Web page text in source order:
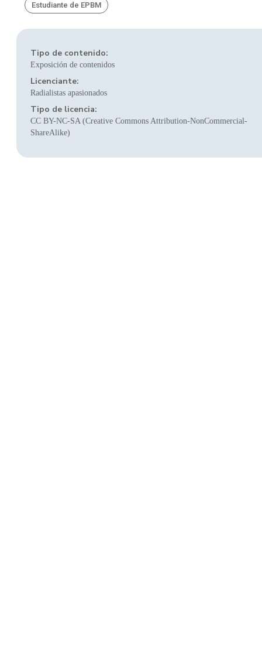
Estudiante de EPBM
Tipo de contenido:
Exposición de contenidos
Licenciante:
Radialistas apasionados
Tipo de licencia:
CC BY-NC-SA (Creative Commons Attribution-NonCommercial-
ShareAlike)